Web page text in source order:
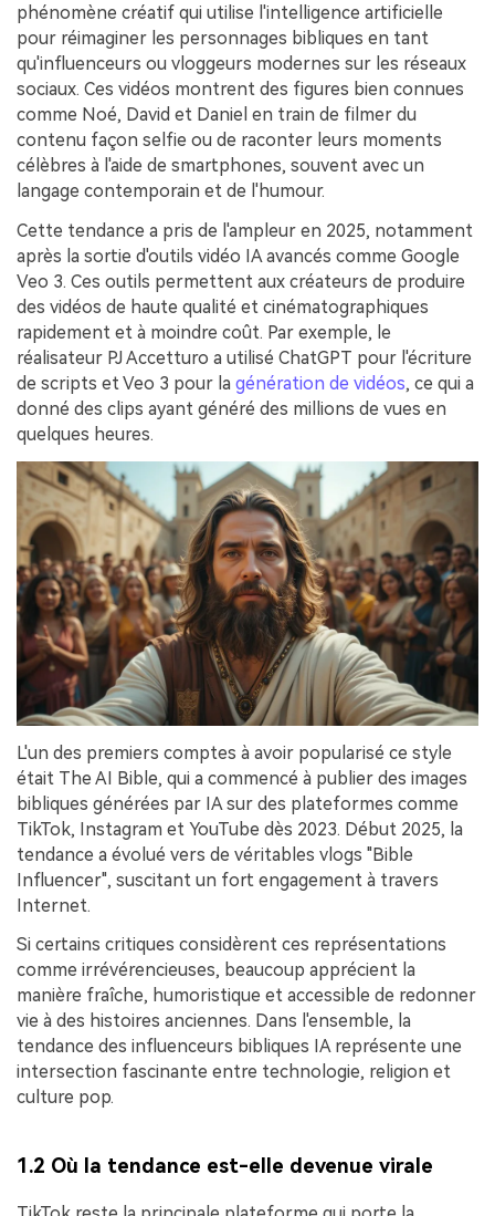
phénomène créatif qui utilise l'intelligence artificielle
pour réimaginer les personnages bibliques en tant
qu'influenceurs ou vloggeurs modernes sur les réseaux
sociaux. Ces vidéos montrent des figures bien connues
comme Noé, David et Daniel en train de filmer du
contenu façon selfie ou de raconter leurs moments
célèbres à l'aide de smartphones, souvent avec un
langage contemporain et de l'humour.
Cette tendance a pris de l'ampleur en 2025, notamment
après la sortie d'outils vidéo IA avancés comme Google
Veo 3. Ces outils permettent aux créateurs de produire
des vidéos de haute qualité et cinématographiques
rapidement et à moindre coût. Par exemple, le
réalisateur PJ Accetturo a utilisé ChatGPT pour l'écriture
de scripts et Veo 3 pour la génération de vidéos, ce qui a
donné des clips ayant généré des millions de vues en
quelques heures.
L'un des premiers comptes à avoir popularisé ce style
était The AI Bible, qui a commencé à publier des images
bibliques générées par IA sur des plateformes comme
TikTok, Instagram et YouTube dès 2023. Début 2025, la
tendance a évolué vers de véritables vlogs "Bible
Influencer", suscitant un fort engagement à travers
Internet.
Si certains critiques considèrent ces représentations
comme irrévérencieuses, beaucoup apprécient la
manière fraîche, humoristique et accessible de redonner
vie à des histoires anciennes. Dans l'ensemble, la
tendance des influenceurs bibliques IA représente une
intersection fascinante entre technologie, religion et
culture pop.
1.2 Où la tendance est-elle devenue virale